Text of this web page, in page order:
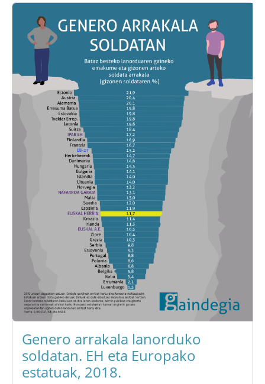
Genero arrakala lanorduko
soldatan. EH eta Europako
estatuak, 2018.